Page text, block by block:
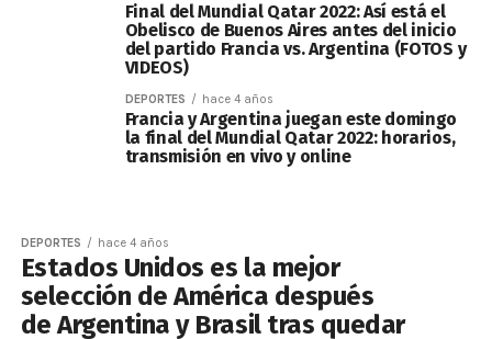
Final del Mundial Qatar 2022: Así está el
Obelisco de Buenos Aires antes del inicio
del partido Francia vs. Argentina (FOTOS y
VIDEOS)
DEPORTES hace 4 años
Francia y Argentina juegan este domingo
la final del Mundial Qatar 2022: horarios,
transmisión en vivo y online
DEPORTES hace 4 años
Estados Unidos es la mejor
selección de América después
de Argentina y Brasil tras quedar